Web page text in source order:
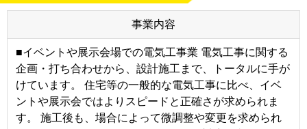
事業内容
■イベントや展示会場での電気工事業 電気工事に関する
企画・打ち合わせから、設計施工まで、トータルに手が
けています。 住宅等の一般的な電気工事に比べ、イベ
ントや展示会ではよりスピードと正確さが求められま
す。 施工後も、場合によって微調整や変更を求められ